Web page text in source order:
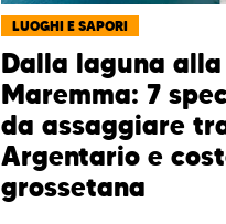
LUOGHI E SAPORI
Dalla laguna alla
Maremma: 7
da assaggiare
Argentario e
grossetana